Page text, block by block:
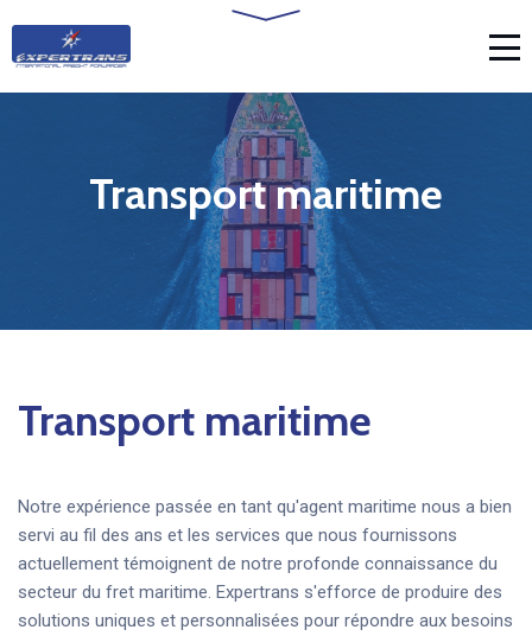
Transport maritime
Transport maritime
Notre expérience passée en tant qu'agent maritime nous a bien
servi au fil des ans et les services que nous fournissons
actuellement témoignent de notre profonde connaissance du
secteur du fret maritime. Expertrans s'efforce de produire des
solutions uniques et personnalisées pour répondre aux besoins